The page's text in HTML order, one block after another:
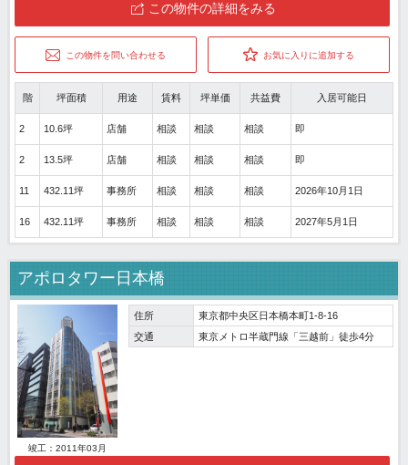
この物件の詳細をみる
この物件を問い合わせる お気に入りに追加する
階 坪面積 用途 賃料 坪単価 共益費 入居可能日
2 10.6坪 店舗 相談 相談 相談 即
2 13.5坪 店舗 相談 相談 相談 即
11 432.11坪 事務所 相談 相談 相談 2026年10月1日
16 432.11坪 事務所 相談 相談 相談 2027年5月1日
アポロタワー日本橋
竣工：2011年03月
住所
東京都中央区日本橋本町1-8-16
交通
東京メトロ半蔵門線「三越前」徒歩4分